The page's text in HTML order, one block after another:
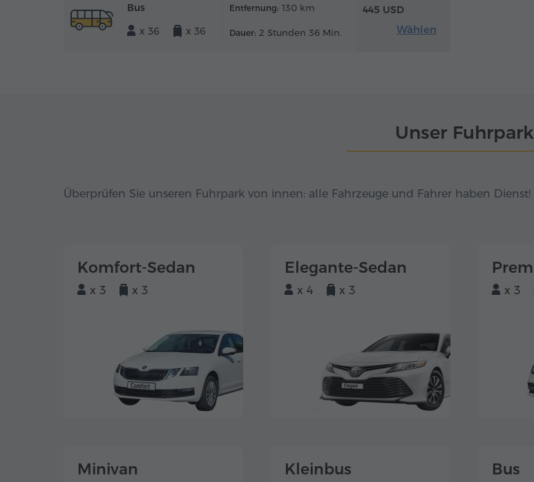
Bus
x 36
x 36
Entfernung: 130 km
Dauer: 2 Stunden 36 Min.
445 USD
Wählen
Unser Fuhrpark
Überprüfen Sie unseren Fuhrpark von innen: alle Fahrzeuge und Fahrer haben Dienst!
Komfort-Sedan
x 3 x 3
Elegante-Sedan
x 4 x 3 x 3
Minivan Kleinbus Bus